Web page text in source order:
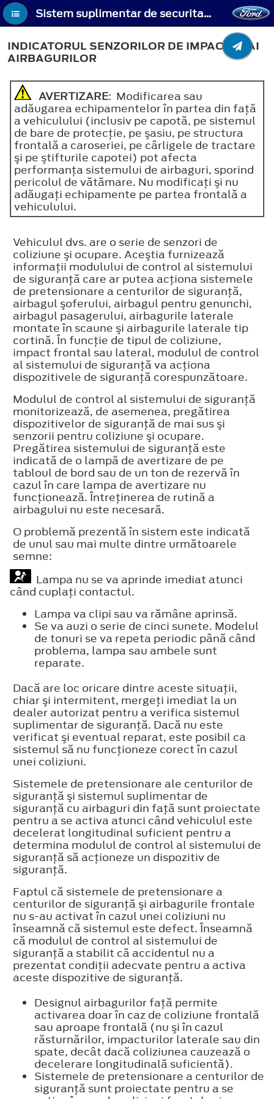
Sistem suplimentar de securitate - Indicatorul senzorilor de impact şi ai airbagurilor
INDICATORUL SENZORILOR DE IMPACT ŞI AI
AIRBAGURILOR
AVERTIZARE: Modificarea sau
adăugarea echipamentelor în partea din faţă
a vehiculului (inclusiv pe capotă, pe sistemul
de bare de protecţie, pe şasiu, pe structura
frontală a caroseriei, pe cârligele de tractare
şi pe ştifturile capotei) pot afecta
performanţa sistemului de airbaguri, sporind
pericolul de vătămare. Nu modificaţi şi nu
adăugaţi echipamente pe partea frontală a
vehiculului.
Vehiculul dvs. are o serie de senzori de
coliziune şi ocupare. Aceştia furnizează
informaţii modulului de control al sistemului
de siguranţă care ar putea acţiona sistemele
de pretensionare a centurilor de siguranţă,
airbagul şoferului, airbagul pentru genunchi,
airbagul pasagerului, airbagurile laterale
montate în scaune şi airbagurile laterale tip
cortină. În funcţie de tipul de coliziune,
impact frontal sau lateral, modulul de control
al sistemului de siguranţă va acţiona
dispozitivele de siguranţă corespunzătoare.
Modulul de control al sistemului de siguranţă
monitorizează, de asemenea, pregătirea
dispozitivelor de siguranţă de mai sus şi
senzorii pentru coliziune şi ocupare.
Pregătirea sistemului de siguranţă este
indicată de o lampă de avertizare de pe
tabloul de bord sau de un ton de rezervă în
cazul în care lampa de avertizare nu
funcţionează. Întreţinerea de rutină a
airbagului nu este necesară.
O problemă prezentă în sistem este indicată
de unul sau mai multe dintre următoarele
semne:
Lampa nu se va aprinde imediat atunci
când cuplaţi contactul.
Lampa va clipi sau va rămâne aprinsă.
Se va auzi o serie de cinci sunete. Modelul
de tonuri se va repeta periodic până când
problema, lampa sau ambele sunt
reparate.
Dacă are loc oricare dintre aceste situaţii,
chiar şi intermitent, mergeţi imediat la un
dealer autorizat pentru a verifica sistemul
suplimentar de siguranţă. Dacă nu este
verificat şi eventual reparat, este posibil ca
sistemul să nu funcţioneze corect în cazul
unei coliziuni.
Sistemele de pretensionare ale centurilor de
siguranţă şi sistemul suplimentar de
siguranţă cu airbaguri din faţă sunt proiectate
pentru a se activa atunci când vehiculul este
decelerat longitudinal suficient pentru a
determina modulul de control al sistemului de
siguranţă să acţioneze un dispozitiv de
siguranţă.
Faptul că sistemele de pretensionare a
centurilor de siguranţă şi airbagurile frontale
nu s-au activat în cazul unei coliziuni nu
înseamnă că sistemul este defect. Înseamnă
că modulul de control al sistemului de
siguranţă a stabilit că accidentul nu a
prezentat condiţii adecvate pentru a activa
aceste dispozitive de siguranţă.
Designul airbagurilor faţă permite
activarea doar în caz de coliziune frontală
sau aproape frontală (nu şi în cazul
răsturnărilor, impacturilor laterale sau din
spate, decât dacă coliziunea cauzează o
decelerare longitudinală suficientă).
Sistemele de pretensionare a centurilor de
siguranţă sunt proiectate pentru a se